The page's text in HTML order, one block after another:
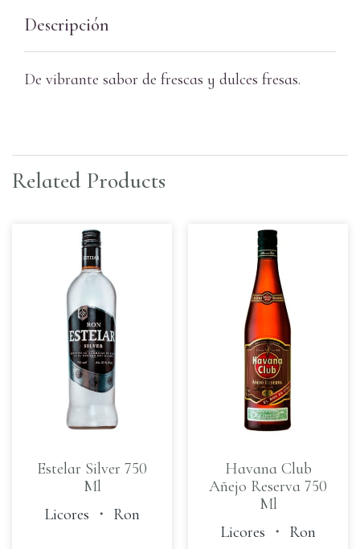
Descripción
De vibrante sabor de frescas y dulces fresas.
Related Products
Estelar Silver 750
Ml
Licores ・ Ron
Havana Club
Añejo Reserva 750
Ml
Licores ・ Ron